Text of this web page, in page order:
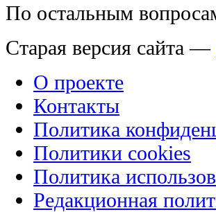
По остальным
Старая версия сайта —
О проекте
Контакты
Политика
Политики cookies
Политика
Редакционная